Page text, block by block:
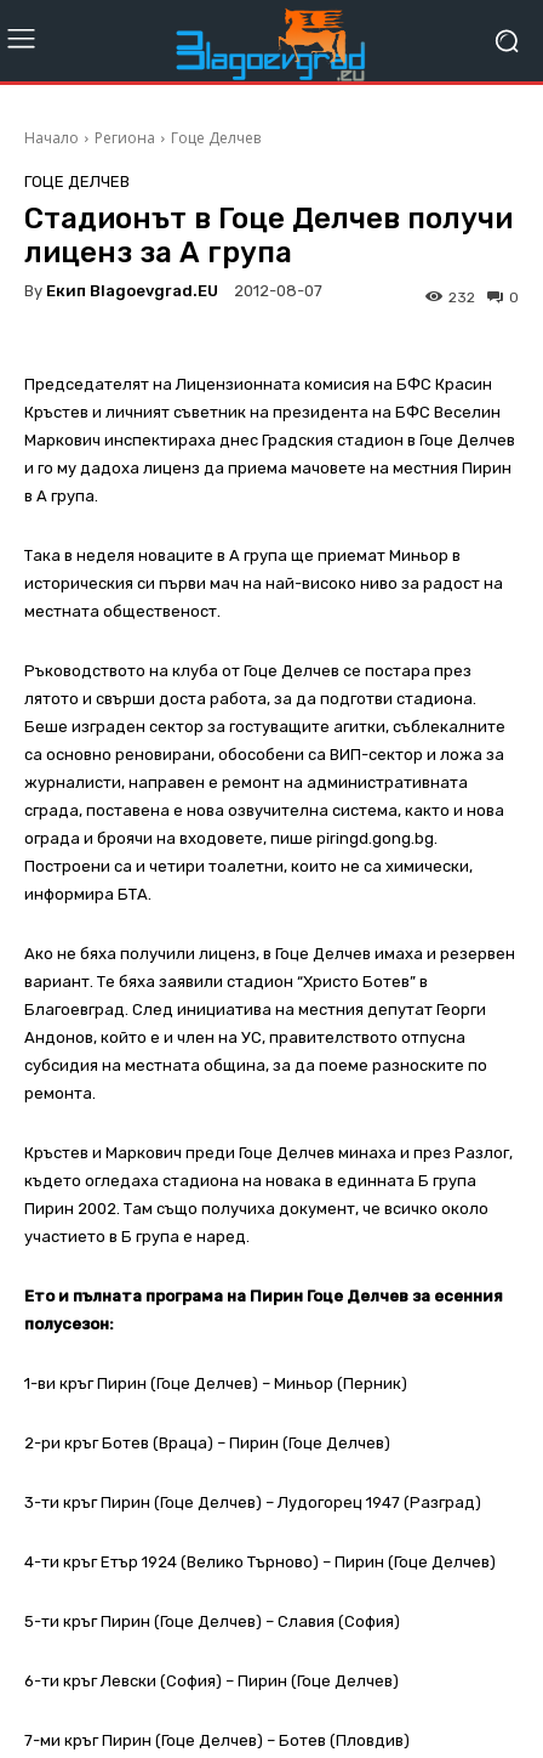
Начало Региона Гоце Делчев
ГОЦЕ ДЕЛЧЕВ
Стадионът в Гоце Делчев получи
лиценз за А група
By Екип Blagoevgrad.EU 2012-08-07 0
232
Председателят на Лицензионната комисия на БФС Красин
Кръстев и личният съветник на президента на БФС Веселин
Маркович инспектираха днес Градския стадион в Гоце Делчев
и го му дадоха лиценз да приема мачовете на местния Пирин
в А група.
Така в неделя новаците в А група ще приемат Миньор в
историческия си първи мач на най-високо ниво за радост на
местната общественост.
Ръководството на клуба от Гоце Делчев се постара през
лятото и свърши доста работа, за да подготви стадиона.
Беше изграден сектор за гостуващите агитки, съблекалните
са основно реновирани, обособени са ВИП-сектор и ложа за
журналисти, направен е ремонт на административната
сграда, поставена е нова озвучителна система, както и нова
ограда и броячи на входовете, пише piringd.gong.bg.
Построени са и четири тоалетни, които не са химически,
информира БТА.
Ако не бяха получили лиценз, в Гоце Делчев имаха и резервен
вариант. Те бяха заявили стадион “Христо Ботев” в
Благоевград. След инициатива на местния депутат Георги
Андонов, който е и член на УС, правителството отпусна
субсидия на местната община, за да поеме разноските по
ремонта.
Кръстев и Маркович преди Гоце Делчев минаха и през Разлог,
където огледаха стадиона на новака в единната Б група
Пирин 2002. Там също получиха документ, че всичко около
участието в Б група е наред.
Ето и пълната програма на Пирин Гоце Делчев за есенния
полусезон:
1-ви кръг Пирин (Гоце Делчев) – Миньор (Перник)
2-ри кръг Ботев (Враца) – Пирин (Гоце Делчев)
3-ти кръг Пирин (Гоце Делчев) – Лудогорец 1947 (Разград)
4-ти кръг Етър 1924 (Велико Търново) – Пирин (Гоце Делчев)
5-ти кръг Пирин (Гоце Делчев) – Славия (София)
6-ти кръг Левски (София) – Пирин (Гоце Делчев)
7-ми кръг Пирин (Гоце Делчев) – Ботев (Пловдив)